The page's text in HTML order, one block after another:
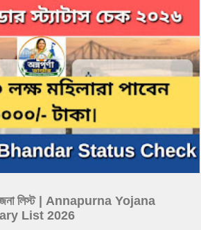
লিস্ট | Annapurna Yojana
List 2026